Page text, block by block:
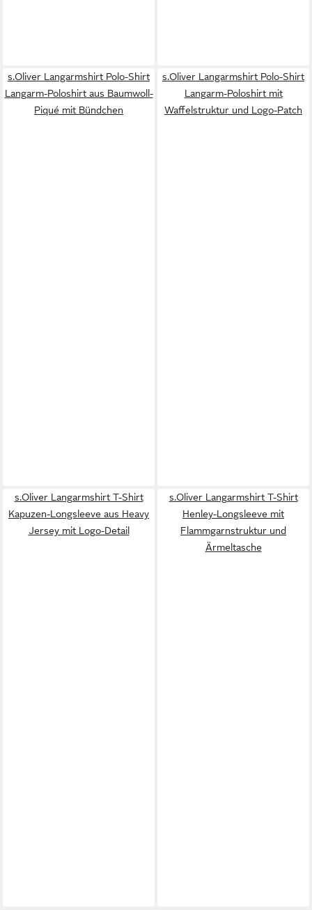
s.Oliver Langarmshirt Polo-Shirt
Langarm-Poloshirt aus Baumwoll-
Piqué mit Bündchen
s.Oliver Langarmshirt Polo-Shirt
Langarm-Poloshirt mit
Waffelstruktur und Logo-Patch
s.Oliver Langarmshirt T-Shirt
Kapuzen-Longsleeve aus Heavy
Jersey mit Logo-Detail
s.Oliver Langarmshirt T-Shirt
Henley-Longsleeve mit
Flammgarnstruktur und
Ärmeltasche